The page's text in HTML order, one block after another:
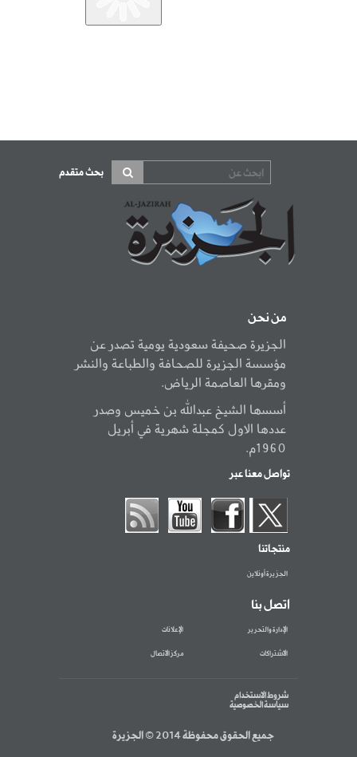
بحث متقدم
من نحن
الجزيرة صحيفة سعودية يومية تصدر عن
مؤسسة الجزيرة للصحافة والطباعة والنشر
ومقرها العاصمة الرياض.
أسسها الشيخ عبدالله بن خميس وصدر
عددها الاول كمجلة شهرية في أبريل
1960م.
تواصل معنا عبر
منتجاتنا
الجزيرة أونلاين
اتصل بنا
الإدارة والتحرير الإعلانات
الاشتراكات مركز الاتصال
شروط الاستخدام
سياسة الخصوصية
جميع الحقوق محفوظة 2014 © الجزيرة